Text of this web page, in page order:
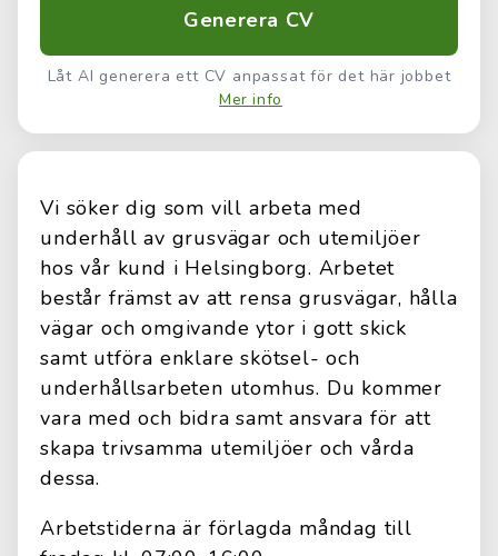
Generera CV
Låt AI generera ett CV anpassat för det här jobbet
Mer info
Vi söker dig som vill arbeta med
underhåll av grusvägar och utemiljöer
hos vår kund i Helsingborg. Arbetet
består främst av att rensa grusvägar, hålla
vägar och omgivande ytor i gott skick
samt utföra enklare skötsel- och
underhållsarbeten utomhus. Du kommer
vara med och bidra samt ansvara för att
skapa trivsamma utemiljöer och vårda
dessa.
Arbetstiderna är förlagda måndag till